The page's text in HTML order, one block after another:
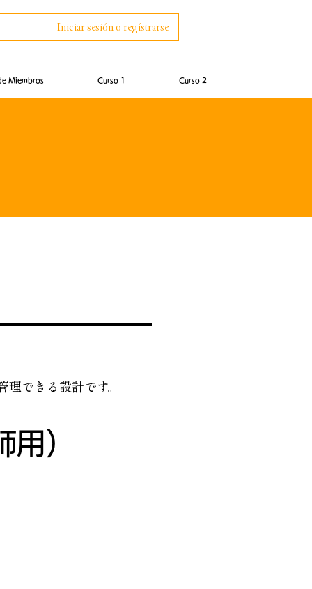
Iniciar sesión o regístrarse
Miembros Curso 1 Curso 2
できる設計です。
）